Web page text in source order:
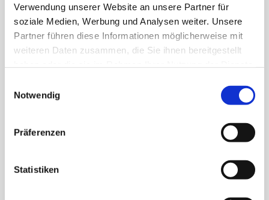
Verwendung unserer Website an unsere Partner für
soziale Medien, Werbung und Analysen weiter. Unsere
Partner führen diese Informationen möglicherweise mit
weiteren Daten zusammen, die Sie ihnen bereitgestellt
Notwendig
Präferenzen
Statistiken
Natürliche Familienfotografie
Bei der natürlichen und authentischen
Familienfotografie erzählt jedes Bild eine Geschichte.